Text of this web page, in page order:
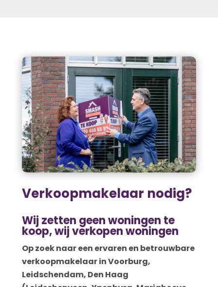
Verkoopmakelaar nodig?
Wij zetten geen woningen te
koop, wij verkopen woningen
Op zoek naar een ervaren en betrouwbare
verkoopmakelaar in Voorburg,
Leidschendam, Den Haag